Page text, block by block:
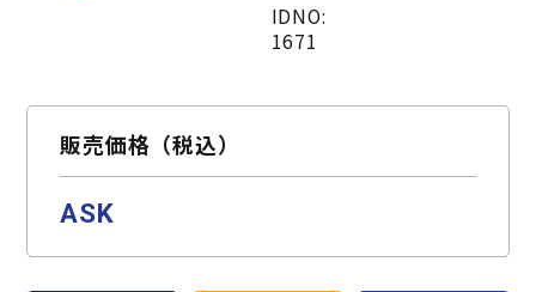
IDNO:
1671
販売価格（税込）
ASK